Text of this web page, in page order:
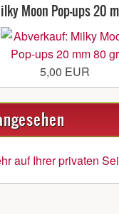
Moon Pop-ups 20
5,00 EUR
auf Ihrer privaten